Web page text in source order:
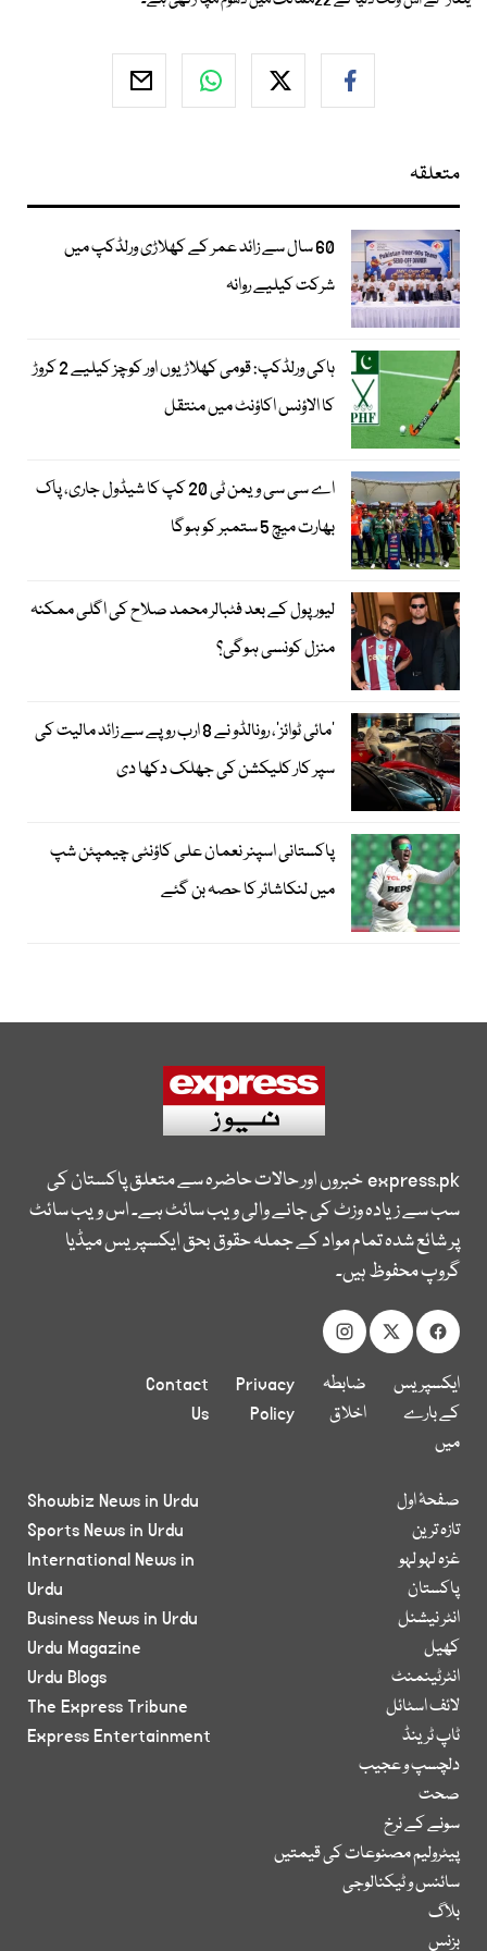
متعلقہ
60 سال سے زائد عمر کے کھلاڑی ورلڈکپ میں
شرکت کیلیے روانہ
ہاکی ورلڈکپ: قومی کھلاڑیوں اور کوچز کیلیے 2 کروڑ
کا الاؤنس اکاؤنٹ میں منتقل
اے سی سی ویمن ٹی 20 کپ کا شیڈول جاری، پاک
بھارت میچ 5 ستمبر کو ہوگا
لیور پول کے بعد فٹبالر محمد صلاح کی اگلی ممکنہ
منزل کونسی ہوگی؟
’مائی ٹوائز‘، رونالڈو نے 8 ارب روپے سے زائد مالیت کی
سپر کار کلیکشن کی جھلک دکھا دی
پاکستانی اسپنر نعمان علی کاؤنٹی چیمپئن شپ
میں لنکاشائر کا حصہ بن گئے
express.pkخبروں اور حالات حاضرہ سے متعلق پاکستان کی
سب سے زیادہ وزٹ کی جانے والی ویب سائٹ ہے۔ اس ویب سائٹ
پر شائع شدہ تمام مواد کے جملہ حقوق بحق ایکسپریس میڈیا
گروپ محفوظ ہیں۔
ایکسپریس
کے بارے
میں
ضابطہ
اخلاق
Privacy
Policy
Contact
Us
صفحۂ اول
تازہ ترین
غزہ لہو لہو
پاکستان
انٹر نیشنل
کھیل
انٹرٹینمنٹ
لائف اسٹائل
ٹاپ ٹرینڈ
دلچسپ و عجیب
صحت
سونے کے نرخ
پیٹرولیم مصنوعات کی قیمتیں
سائنس و ٹیکنالوجی
بلاگ
بزنس
Showbiz News in Urdu
Sports News in Urdu
International News in
Urdu
Business News in Urdu
Urdu Magazine
Urdu Blogs
The Express Tribune
Express Entertainment